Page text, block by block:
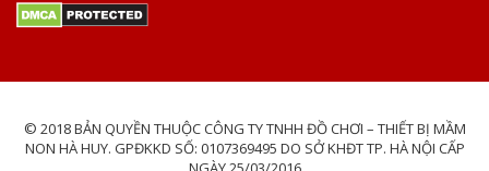
© 2018 BẢN QUYỀN THUỘC CÔNG TY TNHH ĐỒ CHƠI – THIẾT BỊ MẦM
NON HÀ HUY. GPĐKKD SỐ: 0107369495 DO SỞ KHĐT TP. HÀ NỘI CẤP